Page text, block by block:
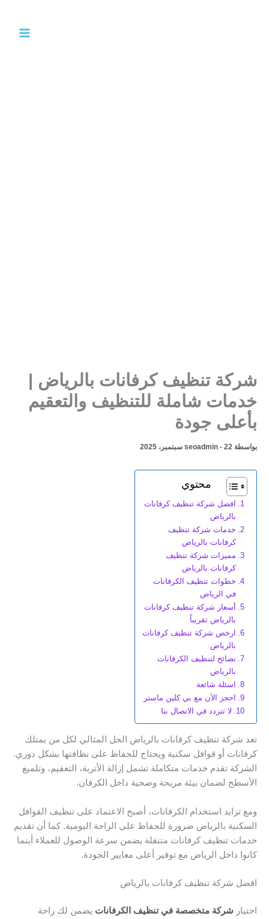
شركة تنظيف كرفانات بالرياض |
خدمات شاملة للتنظيف والتعقيم
بأعلى جودة
بواسطة seoadmin - 22 سبتمبر، 2025
محتوي
افضل شركة تنظيف كرفانات
بالرياض
خدمات شركة تنظيف
كرفانات بالرياض
مميزات شركة تنظيف
كرفانات بالرياض
خطوات تنظيف الكرفانات
في الرياض
أسعار شركة تنظيف كرفانات
بالرياض تقريباً
ارخص شركة تنظيف كرفانات
بالرياض
نصائح لتنظيف الكرفانات
بالرياض
اسئلة شائعة
احجز الآن مع بي كلين ماستر
لا تتردد في الاتصال بنا
تعد شركة تنظيف كرفانات بالرياض الحل المثالي لكل من يمتلك
كرفانات أو قوافل سكنية ويحتاج للحفاظ على نظافتها بشكل دوري.
الشركة تقدم خدمات متكاملة تشمل إزالة الأتربة، التعقيم، وتلميع
الأسطح لضمان بيئة مريحة وصحية داخل الكرفان.
ومع تزايد استخدام الكرفانات، أصبح الاعتماد على تنظيف القوافل
السكنية بالرياض ضرورة للحفاظ على الراحة اليومية. كما أن تقديم
خدمات تنظيف كرفانات متنقلة يضمن سرعة الوصول للعملاء أينما
كانوا داخل الرياض مع توفير أعلى معايير الجودة.
افضل شركة تنظيف كرفانات بالرياض
اختيار شركة متخصصة في تنظيف الكرفانات يضمن لك راحة